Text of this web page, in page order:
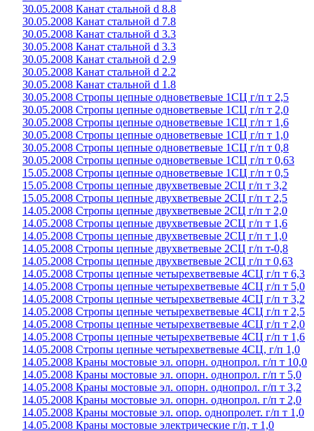
30.05.2008 Канат стальной d 8.8
30.05.2008 Канат стальной d 7.8
30.05.2008 Канат стальной d 3.3
30.05.2008 Канат стальной d 3.3
30.05.2008 Канат стальной d 2.9
30.05.2008 Канат стальной d 2.2
30.05.2008 Канат стальной d 1.8
30.05.2008 Стропы цепные одноветвевые 1СЦ г/п т 2,5
30.05.2008 Стропы цепные одноветвевые 1СЦ г/п т 2,0
30.05.2008 Стропы цепные одноветвевые 1СЦ г/п т 1,6
30.05.2008 Стропы цепные одноветвевые 1СЦ г/п т 1,0
30.05.2008 Стропы цепные одноветвевые 1СЦ г/п т 0,8
30.05.2008 Стропы цепные одноветвевые 1СЦ г/п т 0,63
15.05.2008 Стропы цепные одноветвевые 1СЦ г/п т 0,5
15.05.2008 Стропы цепные двухветвевые 2СЦ г/п т 3,2
15.05.2008 Стропы цепные двухветвевые 2СЦ г/п т 2,5
14.05.2008 Стропы цепные двухветвевые 2СЦ г/п т 2,0
14.05.2008 Стропы цепные двухветвевые 2СЦ г/п т 1,6
14.05.2008 Стропы цепные двухветвевые 2СЦ г/п т 1,0
14.05.2008 Стропы цепные двухветвевые 2СЦ г/п т-0,8
14.05.2008 Стропы цепные двухветвевые 2СЦ г/п т 0,63
14.05.2008 Стропы цепные четырехветвевые 4СЦ г/п т 6,3
14.05.2008 Стропы цепные четырехветвевые 4СЦ г/п т 5,0
14.05.2008 Стропы цепные четырехветвевые 4СЦ г/п т 3,2
14.05.2008 Стропы цепные четырехветвевые 4СЦ г/п т 2,5
14.05.2008 Стропы цепные четырехветвевые 4СЦ г/п т 2,0
14.05.2008 Стропы цепные четырехветвевые 4СЦ г/п т 1,6
14.05.2008 Стропы цепные четырехветвевые 4СЦ, г/п 1,0
14.05.2008 Краны мостовые эл. опорн. однопрол. г/п т 10,0
14.05.2008 Краны мостовые эл. опорн. однопрол. г/п т 5,0
14.05.2008 Краны мостовые эл. опорн. однопрол. г/п т 3,2
14.05.2008 Краны мостовые эл. опорн. однопрол. г/п т 2,0
14.05.2008 Краны мостовые эл. опор. однопролет. г/п т 1,0
14.05.2008 Краны мостовые электрические г/п, т 1,0